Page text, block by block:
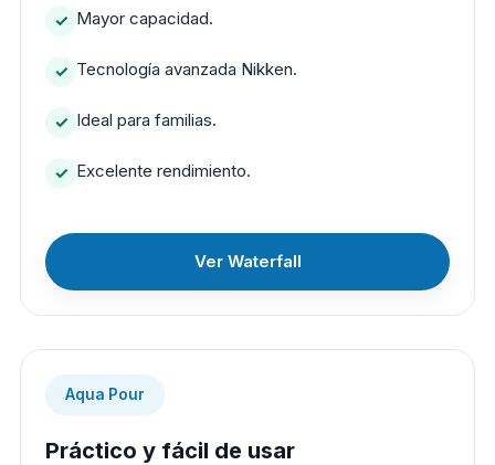
Mayor capacidad.
Tecnología avanzada Nikken.
Ideal para familias.
Excelente rendimiento.
Ver Waterfall
Aqua Pour
Práctico y fácil de usar